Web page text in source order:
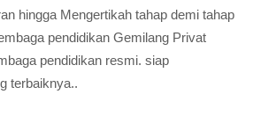
hingga Mengertikah tahap demi tahap
pendidikan Gemilang Privat
pendidikan resmi. siap
terbaiknya..